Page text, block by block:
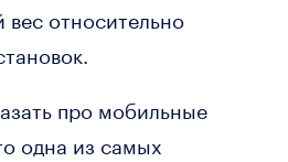
относительно
про мобильные
одна из самых